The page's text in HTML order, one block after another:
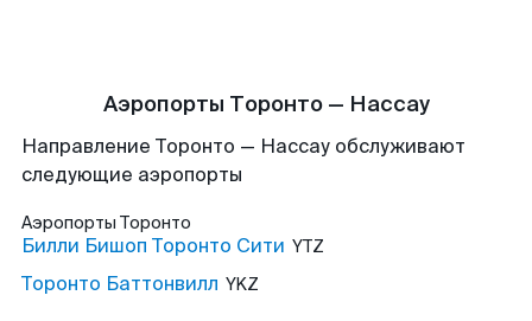
Аэропорты Торонто — Нассау
Направление Торонто — Нассау обслуживают
следующие аэропорты
Аэропорты Торонто
Билли Бишоп Торонто Сити YTZ
Торонто Баттонвилл YKZ